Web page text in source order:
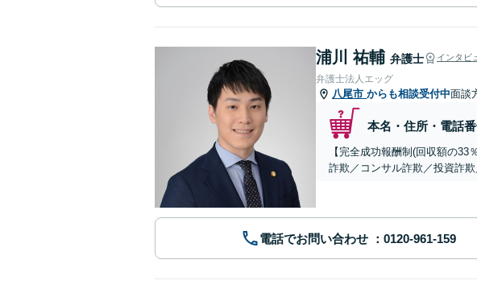
浦川 祐輔 弁護士 インタビ
弁護士法人エッグ
八尾市 からも相談受付中面談
本名・住所・電話
【完全成功報酬制(回収額の
詐欺／コンサル詐欺／投資詐
電話でお問い合わせ